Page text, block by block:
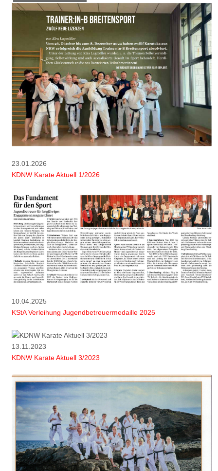
23.01.2026
KDNW Karate Aktuell 1/2026
10.04.2025
KStA Verleihung Jugendbetreuermedaille 2025
13.11.2023
KDNW Karate Aktuell 3/2023